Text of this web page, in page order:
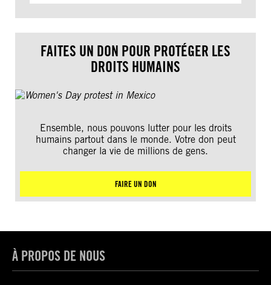
FAITES UN DON POUR PROTÉGER LES
DROITS HUMAINS
Ensemble, nous pouvons lutter pour les droits
humains partout dans le monde. Votre don peut
changer la vie de millions de gens.
FAIRE UN DON
À PROPOS DE NOUS